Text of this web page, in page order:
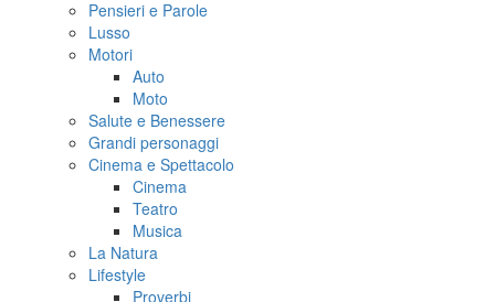
Pensieri e Parole
Lusso
Motori
Auto
Moto
Salute e Benessere
Grandi personaggi
Cinema e Spettacolo
Cinema
Teatro
Musica
La Natura
Lifestyle
Proverbi